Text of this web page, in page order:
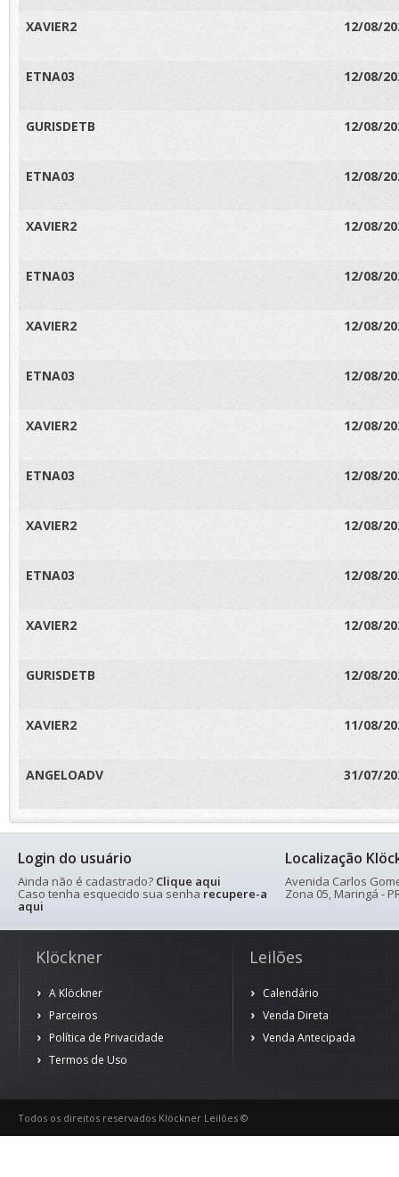
XAVIER2 12/08/
ETNA03 12/08/
GURISDETB 12/08/
ETNA03 12/08/
XAVIER2 12/08/
ETNA03 12/08/
XAVIER2 12/08/
ETNA03 12/08/
XAVIER2 12/08/
ETNA03 12/08/
XAVIER2 12/08/
ETNA03 12/08/
XAVIER2 12/08/
GURISDETB 12/08/
XAVIER2 11/08/
ANGELOADV 31/07/
Login do usuário
Ainda não é cadastrado? Clique aqui
Caso tenha esquecido sua senha recupere-a
aqui
Localização
Avenida Carlos
Zona 05, Maringá -
Klöckner
A Klöckner
Parceiros
Política de Privacidade
Termos de Uso
Leilões
Calendário
Venda Direta
Venda Antecipada
Todos os direitos reservados Klöckner Leilões ©